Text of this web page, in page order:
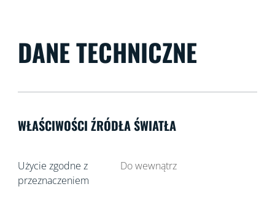
DANE TECHNICZNE
WŁAŚCIWOŚCI ŹRÓDŁA ŚWIATŁA
Użycie zgodne z
przeznaczeniem
Do wewnątrz